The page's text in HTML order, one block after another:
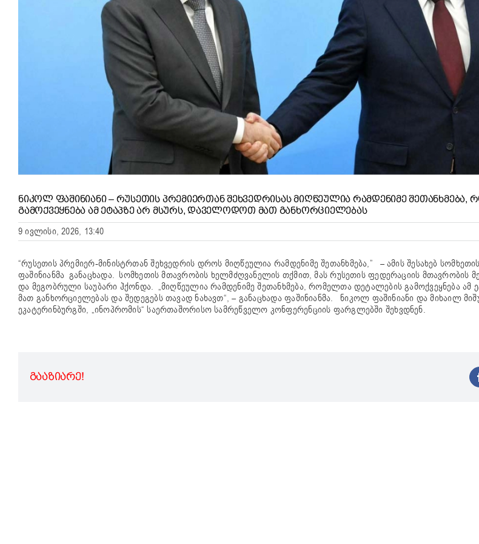
ᲜᲘᲙᲝᲚ ᲤᲐᲨᲘᲜᲘᲐᲜᲘ – ᲠᲣᲡᲔᲗᲘᲡ ᲞᲠᲔᲛᲘᲔᲠᲗᲐᲜ ᲨᲔᲮᲕᲔᲓᲠᲘᲡᲐᲡ ᲛᲘᲦᲬᲔᲣᲚᲘᲐ ᲠᲐᲛᲓᲔᲜᲘᲛᲔ
ᲒᲐᲛᲝᲥᲕᲔᲧᲜᲔᲑᲐ ᲐᲛ ᲔᲢᲐᲞᲖᲔ ᲐᲠ ᲛᲡᲣᲠᲡ, ᲓᲐᲕᲔᲚᲝᲓᲝᲗ ᲛᲐᲗ ᲒᲐᲜᲮᲝᲠᲪᲘᲔᲚᲔᲑᲐᲡ
9 ივლისი, 2026, 13:40
“რუსეთის პრემიერ-მინისტრთან შეხვედრის დროს მიღწეულია რამდენიმე შეთანხმება,” – ამის შესახებ
ფაშინიანმა განაცხადა. სომხეთის მთავრობის ხელმძღვანელის თქმით, მას რუსეთის ფედერაციის
და მეგობრული საუბარი ჰქონდა. „მიღწეულია რამდენიმე შეთანხმება, რომელთა დეტალების გამოქვეყნება
მათ განხორციელებას და შედეგებს თავად ნახავთ“, – განაცხადა ფაშინიანმა. ნიკოლ ფაშინიანი და მიხაილ
ეკატერინბურგში, „ინოპრომის“ საერთაშორისო სამრეწველო კონფერენციის ფარგლებში შეხვდნენ.
ᲒᲐᲐᲖᲘᲐᲠᲔ!